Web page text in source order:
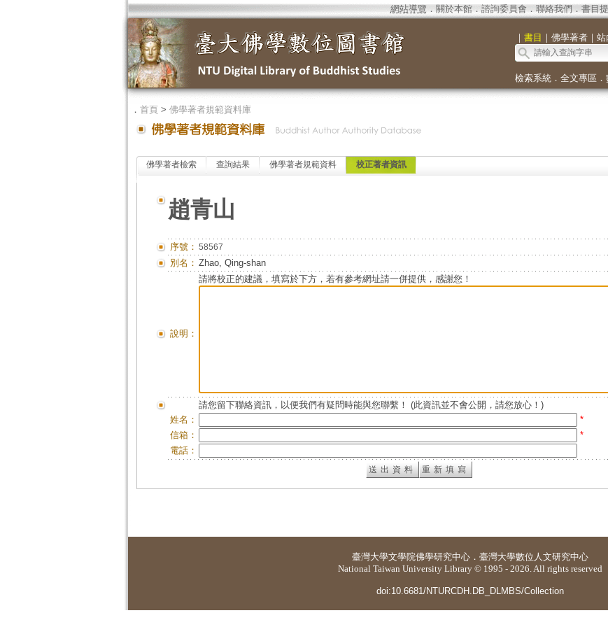
網站導覽 ． 關於本館． 諮詢委員會． 聯絡我們 ． 書目
｜ 書目 ｜ 佛學著者｜ 站
檢索系統． 全文專區 ．
． 首頁> 佛學著者規範資料庫
佛學著者檢索 查詢結果 佛學著者規範資料 校正著者資訊
趙青山
序號： 58567
別名： Zhao, Qing-shan
說明：
請將校正的建議，填寫於下方，若有參考網址請一併提供，感謝您！
請您留下聯絡資訊，以便我們有疑問時能與您聯繫！ (此資訊並不會公開，請您放心！)
姓名：
*
信箱：
*
電話：
臺灣大學文學院佛學研究中心 ． 臺灣大學數位人文研究中心
National Taiwan University Library © 1995 - 2026. All rights reserved
doi:10.6681/NTURCDH.DB_DLMBS/Collection